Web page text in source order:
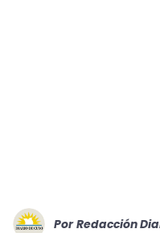
Por Redacción